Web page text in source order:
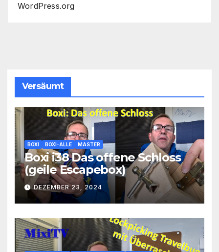
WordPress.org
Versäumt
BOXI BOXI-ALLE MASTER
Boxi i38 Das offene Schloss
(geile Escapebox)
DEZEMBER 23, 2024